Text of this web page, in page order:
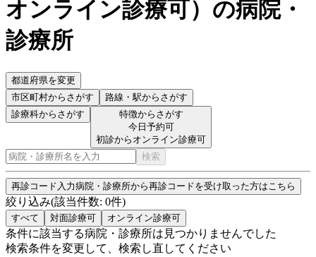
オンライン診療可） の病院・
診療所
都道府県を変更
市区町村からさがす 路線・駅からさがす
診療科からさがす
特徴からさがす
今日予約可
初診からオンライン診療可
検索
再診コード入力病院・診療所から再診コードを受け取った方はこちら
絞り込み(該当件数: 0件)
すべて 対面診療可 オンライン診療可
条件に該当する病院・診療所は見つかりませんでした
検索条件を変更して、検索し直してください